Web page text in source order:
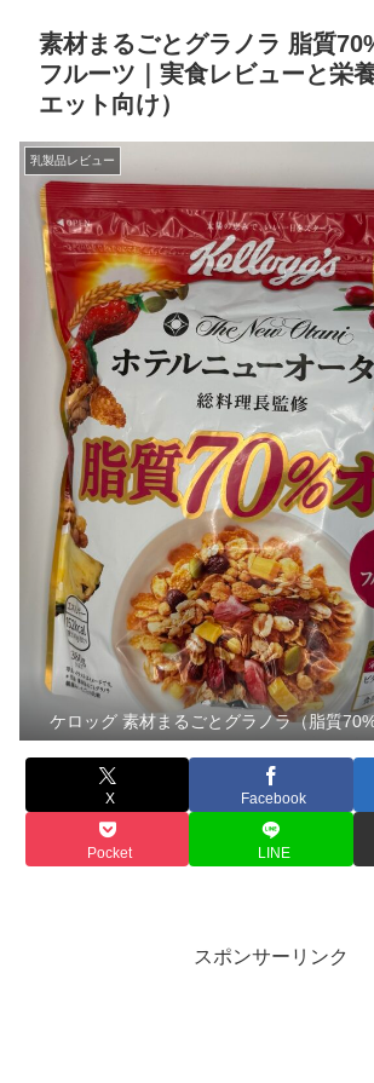
素材まるごとグラノラ 脂質
フルーツ｜実食レビューと栄
エット向け）
乳製品レビュー
ケロッグ 素材まるごとグラノラ（脂質
X Facebook
Pocket LINE
スポンサーリンク